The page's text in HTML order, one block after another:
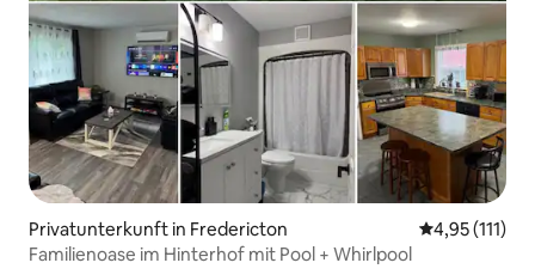
Privatunterkunft in Fredericton
4,95 (111)
Familienoase im Hinterhof mit Pool + Whirlpool